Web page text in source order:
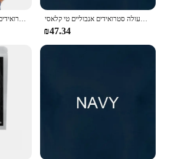
גברים בגדים חדשים בקיץ לגליזציה סטרואידים אנבוליים חולצת טריקו גרפית mens t חולצות גברים מזדמנים גברים מסוגנן בגדים harajuku לגליזציה של פעולה סטרואידים אנבוליים טי קלאסי
₪47.34